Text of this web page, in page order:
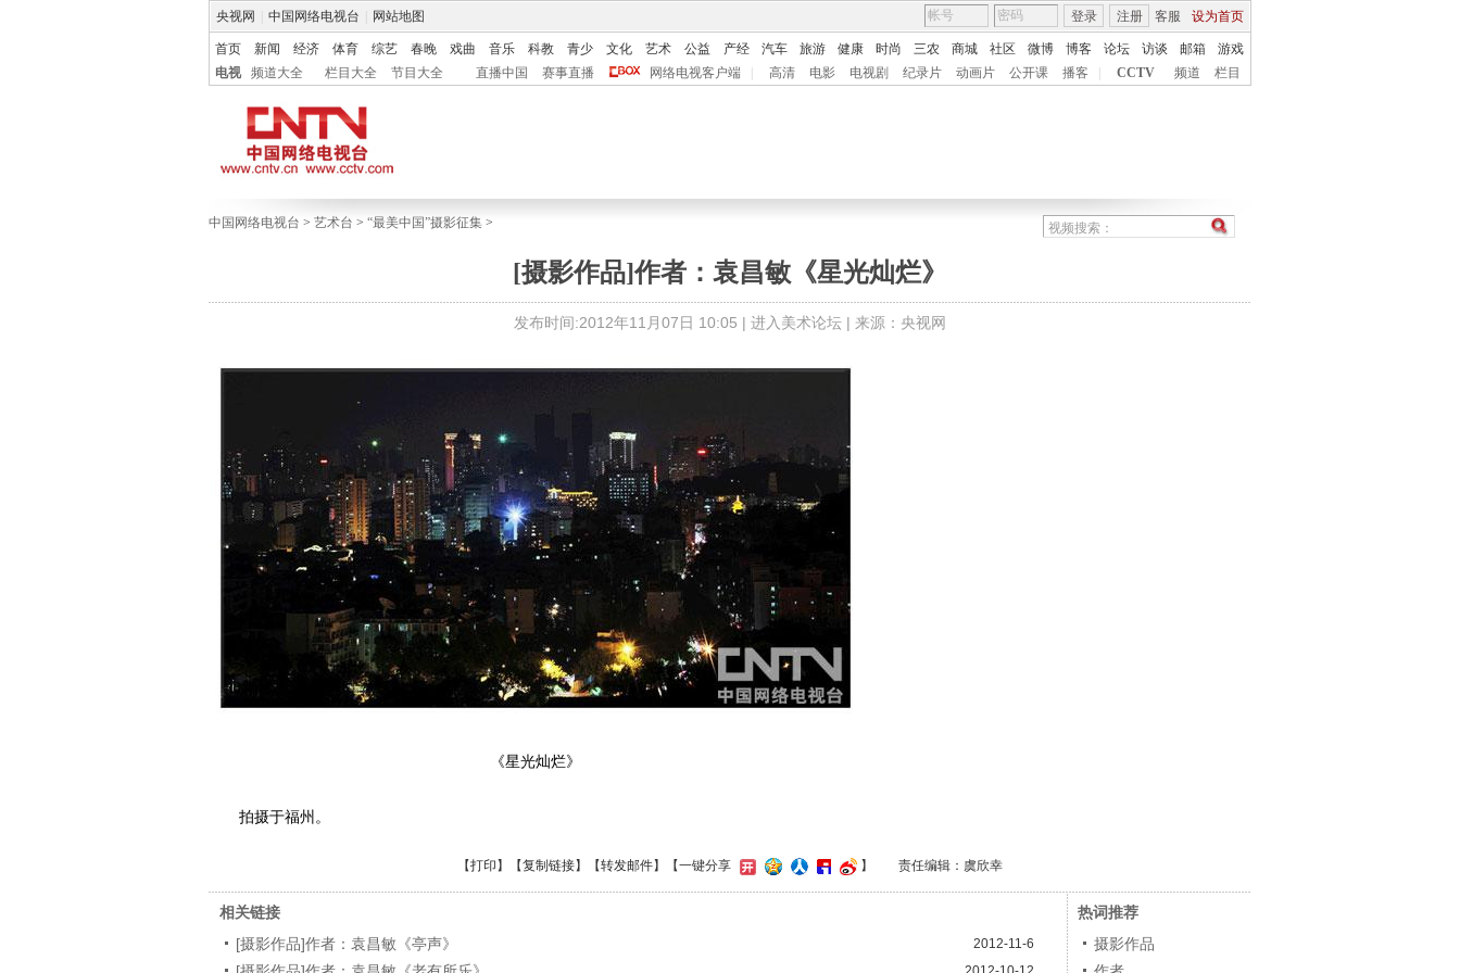
央视网 中国网络电视台 网站地图 客服 设为首页
登录 注册
首页 新闻 经济 体育 综艺 春晚 戏曲 音乐 科教 青少 文化 艺术 公益 产经 汽车 旅游 健康 时尚 三农 商城 社区 微博 博客 论坛 访谈 邮箱
游戏
电视
频道大全 栏目大全 节目大全 直播中国 赛事直播 网络电视客户端 高清 电影 电视剧 纪录片 动画片 公开课 播客 CCTV 频道 栏目
中国网络电视台 > 艺术台 > “最美中国”摄影征集 >
[摄影作品]作者：袁昌敏《星光灿烂》
发布时间:2012年11月07日 10:05 | 进入美术论坛 | 来源：央视网
《星光灿烂》
拍摄于福州。
【打印 】【复制链接】【转发邮件】 【一键分享 】 责任编辑：虞欣幸
相关链接
[摄影作品]作者：袁昌敏《亭声》
2012-11-6
热词推荐
摄影作品